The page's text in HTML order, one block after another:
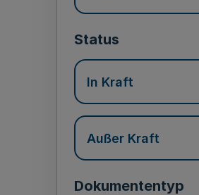
Status
In Kraft
Außer Kraft
Dokumententyp